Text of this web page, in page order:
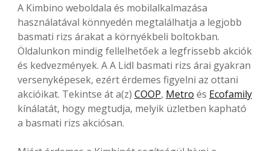
A Kimbino weboldala és mobilalkalmazása
használatával könnyedén megtalálhatja a legjobb
basmati rizs árakat a környékbeli boltokban.
Öldalunkon mindig fellelhetőek a legfrissebb akciók
és kedvezmények. A A Lidl basmati rizs árai gyakran
versenyképesek, ezért érdemes figyelni az ottani
akcióikat. Tekintse át a(z) COOP, Metro és Ecofamily
kínálatát, hogy megtudja, melyik üzletben kapható
a basmati rizs akciósan.